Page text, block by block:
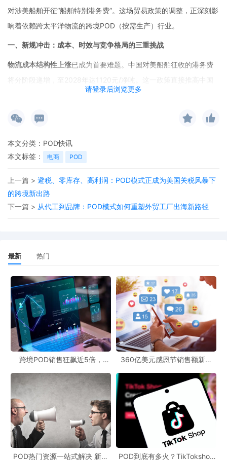
请登录后浏览更多
对涉美船舶开征“船舶特别港务费”。这场贸易政策的调整，正深刻影
响着依赖跨太平洋物流的跨境POD（按需生产）行业。
一、新规冲击：成本、时效与竞争格局的三重挑战
物流成本结构性上涨已成为首要难题。中国对美船舶征收的港务费
将分阶段递增，至
2028年达1120元/净吨。这一政策直接推高中国
至美国航线的海运成本。对于依赖小批量、多频次运输的POD行业
缩。
供应链时效波动风险同样不容忽视。美方调查可能引发港口清关流
程延长，加之船公司航线调整，中国至美国的运输周期或延长
天。这对强调快速交付的POD业务构成直接挑战，用户体验和复购
率面临严峻考验。
市场竞争格局生变则是另一个维度的影响。部分中小 POD企业可能
二、破局之路：四大产品创新策略实现价值升级
面对成本压力，单纯的“降本”已不足以应对挑战，POD企业需要
从“增值”角度寻找突破口。
1. 开发“关税主题”个性化产品，转化用户情绪为购买力
通过设计以
“贸易公平”“全球化协作”为主题的定制T恤、手机壳等产
品，结合“Ocean Unites Us”等时事热点文案，能够引发消费者情感
共鸣。例如，有品牌限时推出“反关税系列”，将20%的售价盈余标注
为“供应链韧性基金”，不仅抵消了部分物流成本带来的溢价压力，更
增强了品牌社会责任感认同。
2. 强化“本土化+轻量化”产品线，降低单件物流成本
针对美国市场开发本土文化 IP联名产品（如NBA球队主题印花），
同时采用轻质面料或简化包装，减少体积重。实测显示，使用超薄
本文分类： POD快讯
本文标签：
电商 POD
上一篇 > 避税、零库存、高利润：POD模式正成为美国关税风暴下
的跨境新出路
下一篇 > 从代工到品牌：POD模式如何重塑外贸工厂出海新路径
最新 热门
跨境POD销售狂飙近5倍，
360亿美元感恩节销售额新纪
新风潮！
POD热门资源一站式解决 新手
POD到底有多火？TikTokshop